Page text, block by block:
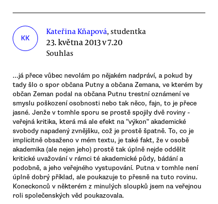
KK
Kateřina Kňapová, studentka
23. května 2013 v 7.20
Souhlas
...já přece vůbec nevolám po nějakém nadpráví, a pokud by
tady šlo o spor občana Putny a občana Zemana, ve kterém by
občan Zeman podal na občana Putnu trestní oznámení ve
smyslu poškození osobnosti nebo tak něco, fajn, to je přece
jasné. Jenže v tomhle sporu se prostě spojily dvě roviny -
veřejná kritika, která má ale efekt na "výkon" akademické
svobody napadený zvnějšku, což je prostě špatně. To, co je
implicitně obsaženo v mém textu, je také fakt, že v osobě
akademika (ale nejen jeho) prostě tak úplně nejde oddělit
kritické uvažování v rámci té akademické půdy, bádání a
podobně, a jeho veřejného vystupování. Putna v tomhle není
úplně dobrý příklad, ale poukazuje to přesně na tuto rovinu.
Koneckonců v některém z minulých sloupků jsem na veřejnou
roli společenských věd poukazovala.